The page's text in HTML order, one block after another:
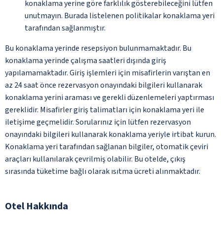
konaklama yerine göre farklılık gösterebileceğini lütfen
unutmayın. Burada listelenen politikalar konaklama yeri
tarafından sağlanmıştır.
Bu konaklama yerinde resepsiyon bulunmamaktadır. Bu
konaklama yerinde çalışma saatleri dışında giriş
yapılamamaktadır. Giriş işlemleri için misafirlerin varıştan en
az 24 saat önce rezervasyon onayındaki bilgileri kullanarak
konaklama yerini araması ve gerekli düzenlemeleri yaptırması
gereklidir. Misafirler giriş talimatları için konaklama yeri ile
iletişime geçmelidir. Sorularınız için lütfen rezervasyon
onayındaki bilgileri kullanarak konaklama yeriyle irtibat kurun.
Konaklama yeri tarafından sağlanan bilgiler, otomatik çeviri
araçları kullanılarak çevrilmiş olabilir. Bu otelde, çıkış
sırasında tüketime bağlı olarak ısıtma ücreti alınmaktadır.
Otel Hakkında